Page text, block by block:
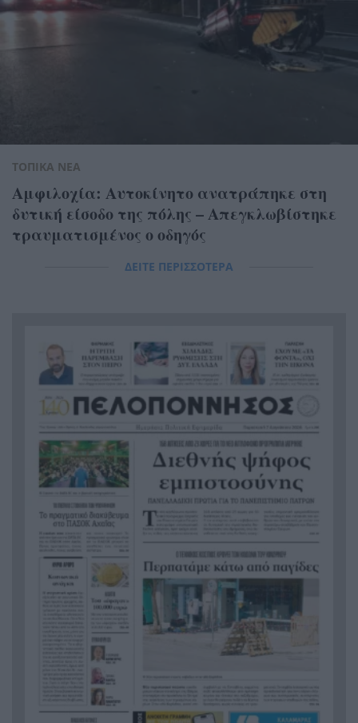
ΤΟΠΙΚΑ ΝΕΑ
Αμφιλοχία: Αυτοκίνητο ανατράπηκε στη
δυτική είσοδο της πόλης – Απεγκλωβίστηκε
τραυματισμένος ο οδηγός
ΔΕΙΤΕ ΠΕΡΙΣΣΟΤΕΡΑ